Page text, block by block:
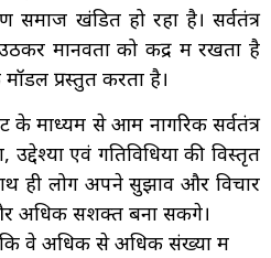
समाज खंडित हो रहा है। सर्वतंत्र
मानवता को केंद्र में रखता है
प्रस्तुत करता है।
के माध्यम से आम नागरिक सर्वतंत्र
एवं गतिविधियों की विस्तृत
ही लोग अपने सुझाव और विचार
अधिक सशक्त बना सकेंगे।
वे अधिक से अधिक संख्या में